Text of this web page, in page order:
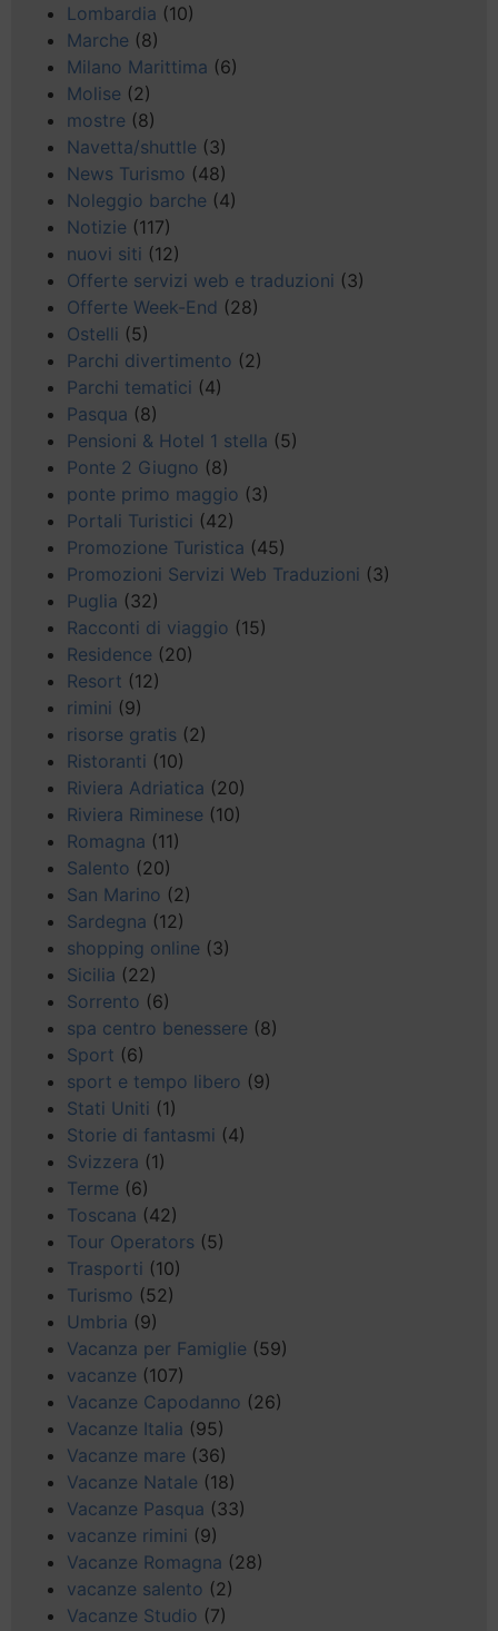
Lombardia (10)
Marche (8)
Milano Marittima (6)
Molise (2)
mostre (8)
Navetta/shuttle (3)
News Turismo (48)
Noleggio barche (4)
Notizie (117)
nuovi siti (12)
Offerte servizi web e traduzioni (3)
Offerte Week-End (28)
Ostelli (5)
Parchi divertimento (2)
Parchi tematici (4)
Pasqua (8)
Pensioni & Hotel 1 stella (5)
Ponte 2 Giugno (8)
ponte primo maggio (3)
Portali Turistici (42)
Promozione Turistica (45)
Promozioni Servizi Web Traduzioni (3)
Puglia (32)
Racconti di viaggio (15)
Residence (20)
Resort (12)
rimini (9)
risorse gratis (2)
Ristoranti (10)
Riviera Adriatica (20)
Riviera Riminese (10)
Romagna (11)
Salento (20)
San Marino (2)
Sardegna (12)
shopping online (3)
Sicilia (22)
Sorrento (6)
spa centro benessere (8)
Sport (6)
sport e tempo libero (9)
Stati Uniti (1)
Storie di fantasmi (4)
Svizzera (1)
Terme (6)
Toscana (42)
Tour Operators (5)
Trasporti (10)
Turismo (52)
Umbria (9)
Vacanza per Famiglie (59)
vacanze (107)
Vacanze Capodanno (26)
Vacanze Italia (95)
Vacanze mare (36)
Vacanze Natale (18)
Vacanze Pasqua (33)
vacanze rimini (9)
Vacanze Romagna (28)
vacanze salento (2)
Vacanze Studio (7)